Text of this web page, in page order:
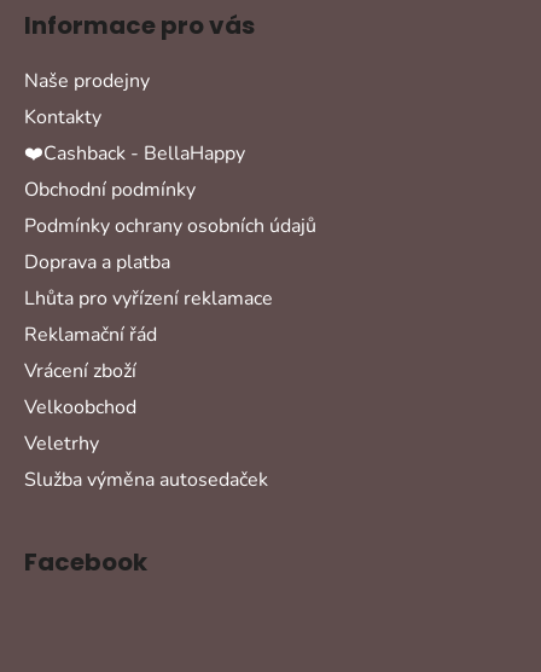
Informace pro vás
Naše prodejny
Kontakty
❤️Cashback - BellaHappy
Obchodní podmínky
Podmínky ochrany osobních údajů
Doprava a platba
Lhůta pro vyřízení reklamace
Reklamační řád
Vrácení zboží
Velkoobchod
Veletrhy
Služba výměna autosedaček
Facebook